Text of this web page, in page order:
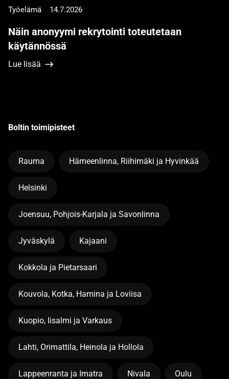
Työelämä 14.7.2026
Näin anonyymi rekrytointi toteutetaan
käytännössä
Lue lisää
Boltin toimipisteet
Rauma Hämeenlinna, Riihimäki ja Hyvinkää
Helsinki
Joensuu, Pohjois-Karjala ja Savonlinna
Jyväskylä Kajaani
Kokkola ja Pietarsaari
Kouvola, Kotka, Hamina ja Loviisa
Kuopio, Iisalmi ja Varkaus
Lahti, Orimattila, Heinola ja Hollola
Lappeenranta ja Imatra Nivala Oulu